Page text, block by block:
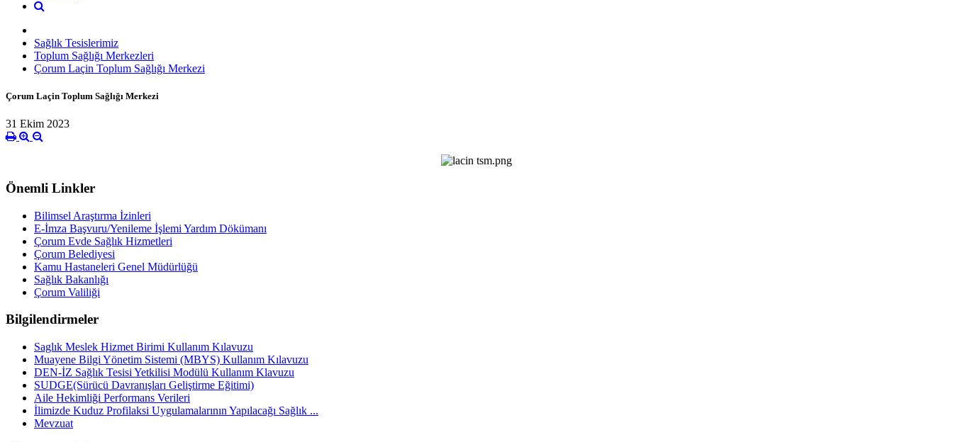
Sağlık Tesislerimiz
Toplum Sağlığı Merkezleri
Çorum Laçin Toplum Sağlığı Merkezi
Çorum Laçin Toplum Sağlığı Merkezi
31 Ekim 2023
Önemli Linkler
Bilimsel Araştırma İzinleri
E-İmza Başvuru/Yenileme İşlemi Yardım Dökümanı
Çorum Evde Sağlık Hizmetleri
Çorum Belediyesi
Kamu Hastaneleri Genel Müdürlüğü
Sağlık Bakanlığı
Çorum Valiliği
Bilgilendirmeler
Saglık Meslek Hizmet Birimi Kullanım Kılavuzu
Muayene Bilgi Yönetim Sistemi (MBYS) Kullanım Kılavuzu
DEN-İZ Sağlık Tesisi Yetkilisi Modülü Kullanım Klavuzu
SUDGE(Sürücü Davranışları Geliştirme Eğitimi)
Aile Hekimliği Performans Verileri
İlimizde Kuduz Profilaksi Uygulamalarının Yapılacağı Sağlık ...
Mevzuat